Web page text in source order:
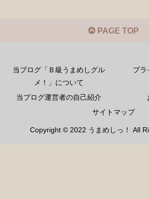
PAGE TOP
当ブログ「Ｂ級うまめしグル
メ！」について
プラ
当ブログ運営者の自己紹介
サイトマップ
Copyright © 2022 うまめしっ！ All